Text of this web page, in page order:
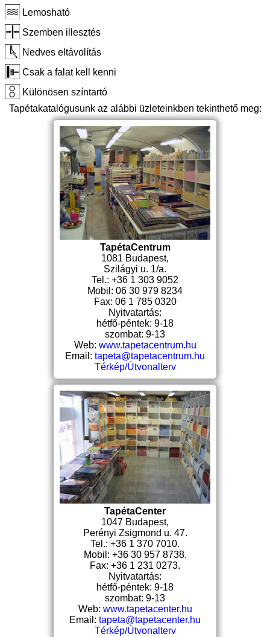
Lemosható
Szemben illesztés
Nedves eltávolítás
Csak a falat kell kenni
Különösen színtartó
Tapétakatalógusunk az alábbi üzleteinkben tekinthető meg:
TapétaCentrum
1081 Budapest,
Szilágyi u. 1/a.
Tel.: +36 1 303 9052
Mobil: 06 30 979 8234
Fax: 06 1 785 0320
Nyitvatartás:
hétfő-péntek: 9-18
szombat: 9-13
Web: www.tapetacentrum.hu
Email: tapeta@tapetacentrum.hu
Térkép/Útvonalterv
TapétaCenter
1047 Budapest,
Perényi Zsigmond u. 47.
Tel.: +36 1 370 7010.
Mobil: +36 30 957 8738.
Fax: +36 1 231 0273.
Nyitvatartás:
hétfő-péntek: 9-18
szombat: 9-13
Web: www.tapetacenter.hu
Email: tapeta@tapetacenter.hu
Térkép/Útvonalterv